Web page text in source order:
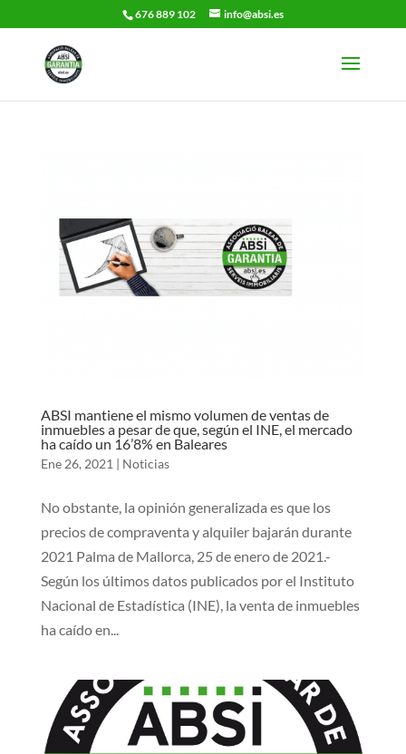
676 889 102 info@absi.es
ABSI mantiene el mismo volumen de ventas de
inmuebles a pesar de que, según el INE, el mercado
ha caído un 16’8% en Baleares
Ene 26, 2021 | Noticias
No obstante, la opinión generalizada es que los
precios de compraventa y alquiler bajarán durante
2021 Palma de Mallorca, 25 de enero de 2021.-
Según los últimos datos publicados por el Instituto
Nacional de Estadística (INE), la venta de inmuebles
ha caído en...